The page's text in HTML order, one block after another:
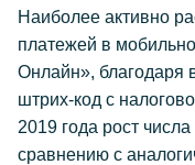
Наиболее активно
платежей в
Онлайн», благодаря
штрих-код с
2019 года рост
сравнению с